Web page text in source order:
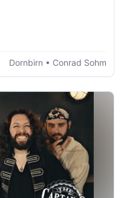
Dornbirn • Conrad Sohm